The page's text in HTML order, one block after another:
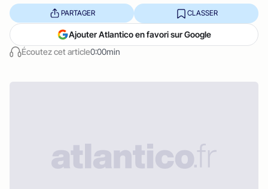
Écoutez cet article0:00min
PARTAGER CLASSER
Ajouter Atlantico en favori sur Google